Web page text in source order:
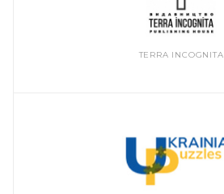
TERRA INCOGNITA